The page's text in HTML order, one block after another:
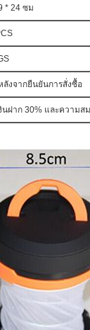
* 24 ซม
ลังจากยืนยันการสั่งซื้อ
งินฝาก 30% และความส